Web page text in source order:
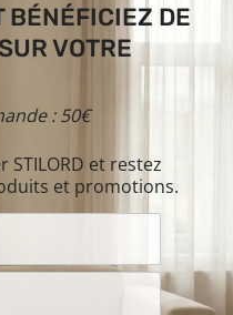
BÉNÉFICIEZ DE
VOTRE
: 50€
STILORD et restez
et promotions.